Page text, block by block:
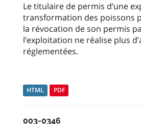
Le titulaire de permis d’une
transformation des poissons
la révocation de son permis
l’exploitation ne réalise plus
réglementées.
HTML PDF
003-0346